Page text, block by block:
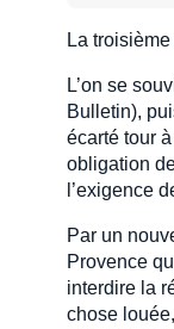
La
L’on se
Bulletin),
écarté tour
obligation
l’exigence
Par un
Provence
interdire la
chose